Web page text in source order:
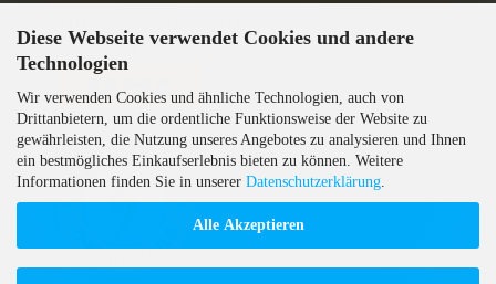
Diese Webseite verwendet Cookies und andere
Technologien
Wir verwenden Cookies und ähnliche Technologien, auch von
Drittanbietern, um die ordentliche Funktionsweise der Website zu
gewährleisten, die Nutzung unseres Angebotes zu analysieren und Ihnen
ein bestmögliches Einkaufserlebnis bieten zu können. Weitere
Informationen finden Sie in unserer Datenschutzerklärung
Alle Akzeptieren
GEPRÜFTE AGB